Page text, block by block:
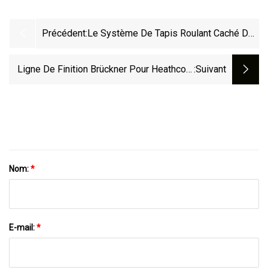
Précédent: Le Système De Tapis Roulant Caché De
2025
Ligne De Finition Brückner Pour Heathcoat :suivant
Nom:*
E-mail:*